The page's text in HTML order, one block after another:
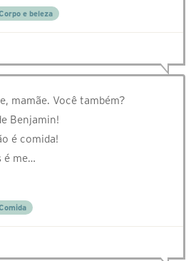
e beleza
mamãe. Você também?
Benjamin!
é comida!
é me…